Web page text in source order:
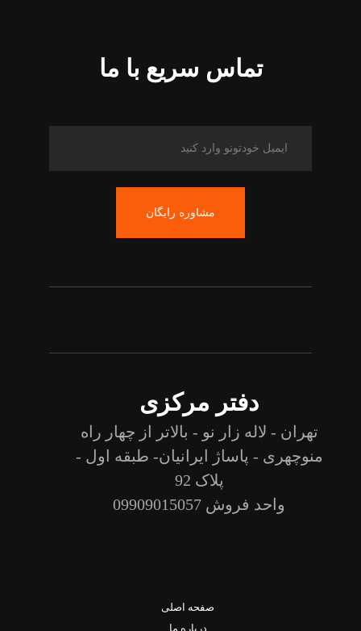
تماس سریع با ما
مشاوره رایگان
دفتر مرکزی
تهران - لاله زار نو - بالاتر از چهار راه
منوچهری - پاساژ ایرانیان- طبقه اول -
پلاک 92
واحد فروش 09909015057
صفحه اصلی
درباره ما